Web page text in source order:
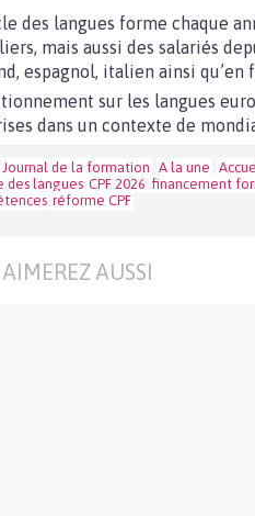
des langues forme chaque
mais aussi des salariés
espagnol, italien ainsi qu’en
sur les langues
dans un contexte de
de la formation A la une
des langues CPF 2026 financement
réforme CPF
AUSSI